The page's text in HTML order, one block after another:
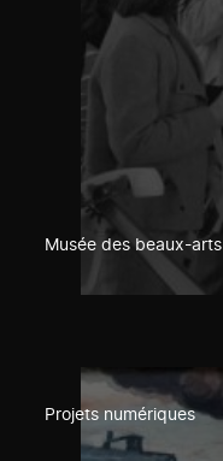
Musée des beaux-
Projets numériques